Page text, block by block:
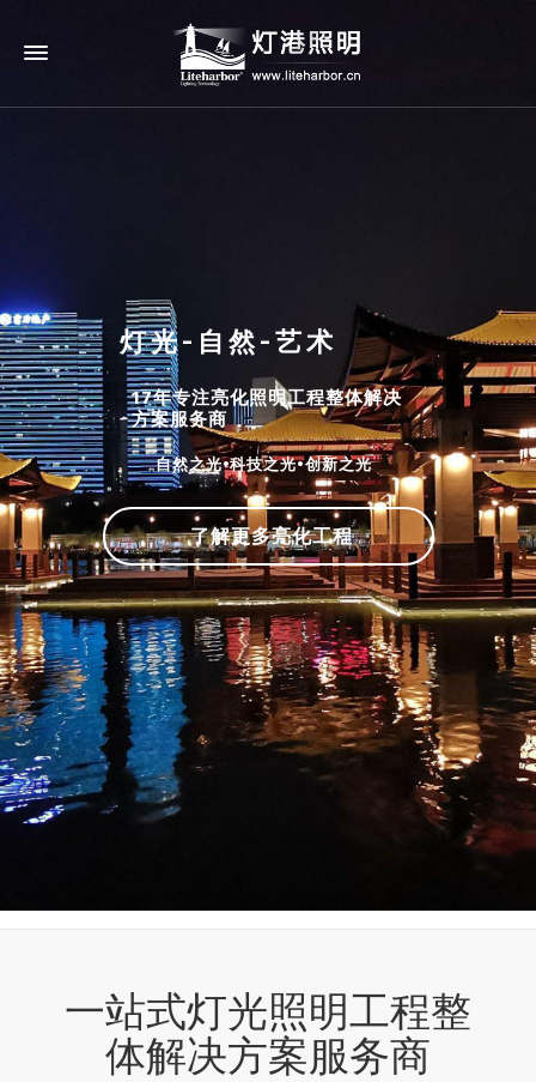
灯光-自然-艺术
17年专注亮化照明工程整体解决
方案服务商
自然之光•科技之光•创新之光
了解更多亮化工程
一站式灯光照明工程整
体解决方案服务商